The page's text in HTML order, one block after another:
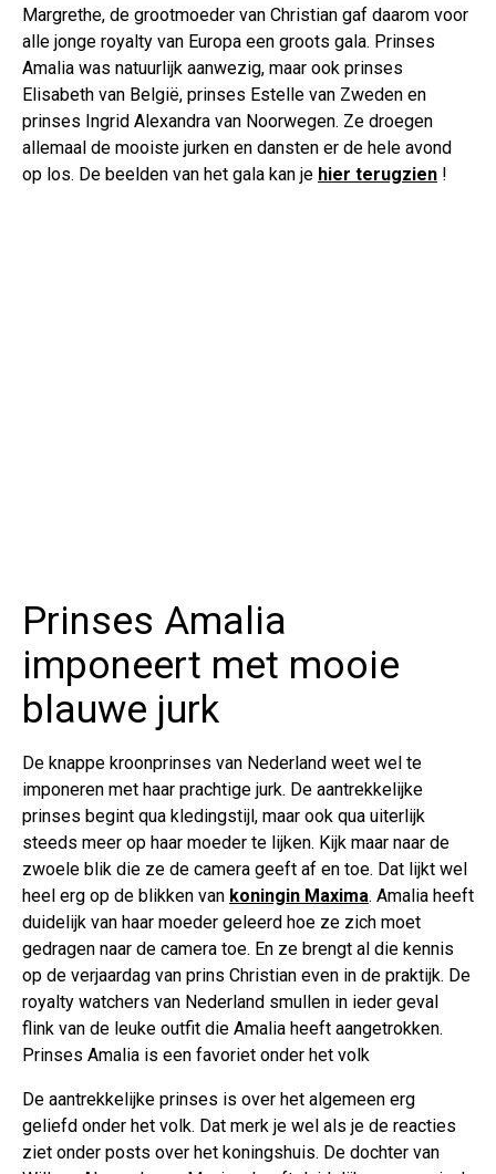
Margrethe, de grootmoeder van Christian gaf daarom voor
alle jonge royalty van Europa een groots gala. Prinses
Amalia was natuurlijk aanwezig, maar ook prinses
Elisabeth van België, prinses Estelle van Zweden en
prinses Ingrid Alexandra van Noorwegen. Ze droegen
allemaal de mooiste jurken en dansten er de hele avond
op los. De beelden van het gala kan je hier terugzien !
Prinses Amalia
imponeert met mooie
blauwe jurk
De knappe kroonprinses van Nederland weet wel te
imponeren met haar prachtige jurk. De aantrekkelijke
prinses begint qua kledingstijl, maar ook qua uiterlijk
steeds meer op haar moeder te lijken. Kijk maar naar de
zwoele blik die ze de camera geeft af en toe. Dat lijkt wel
heel erg op de blikken van koningin Maxima. Amalia heeft
duidelijk van haar moeder geleerd hoe ze zich moet
gedragen naar de camera toe. En ze brengt al die kennis
op de verjaardag van prins Christian even in de praktijk. De
royalty watchers van Nederland smullen in ieder geval
flink van de leuke outfit die Amalia heeft aangetrokken.
Prinses Amalia is een favoriet onder het volk
De aantrekkelijke prinses is over het algemeen erg
geliefd onder het volk. Dat merk je wel als je de reacties
ziet onder posts over het koningshuis. De dochter van